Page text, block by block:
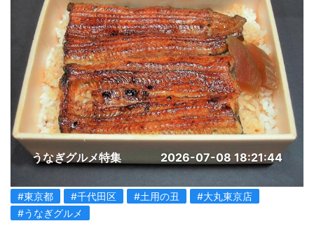
うなぎグルメ特集 2026-07-08 18:21:44
#東京都 #千代田区 #土用の丑
#大丸東京店
#うなぎグルメ